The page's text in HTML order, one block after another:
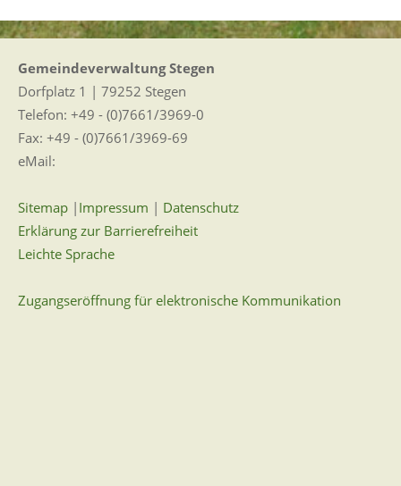
Gemeindeverwaltung Stegen
Dorfplatz 1 | 79252 Stegen
Telefon: +49 - (0)7661/3969-0
Fax: +49 - (0)7661/3969-69
eMail:
Sitemap | Impressum | Datenschutz
Erklärung zur Barrierefreiheit
Leichte Sprache
Zugangseröffnung für elektronische Kommunikation